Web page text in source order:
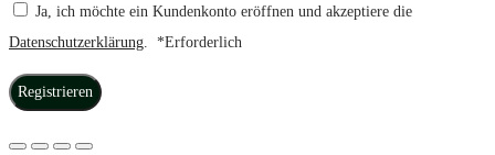
Ja, ich möchte ein Kundenkonto eröffnen und akzeptiere die
Datenschutzerklärung
*Erforderlich
Registrieren